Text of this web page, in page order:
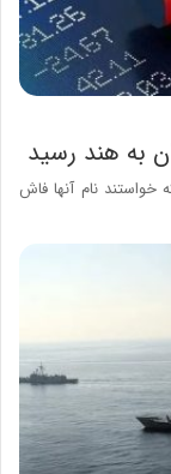
به هند رسید
خواستند نام آنها فاش